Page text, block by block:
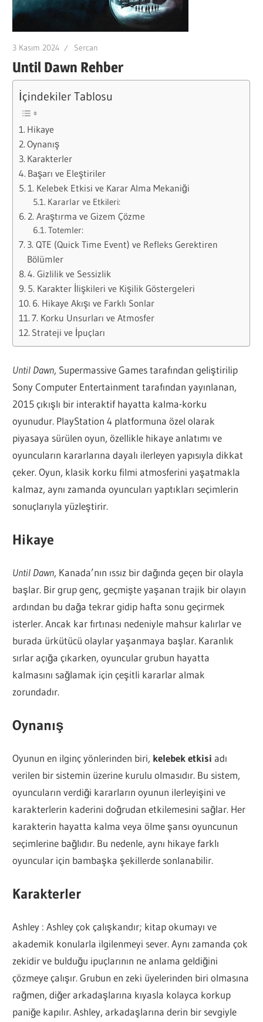
3 Kasım 2024 Sercan
Until Dawn Rehber
İçindekiler Tablosu
Hikaye
Oynanış
Karakterler
Başarı ve Eleştiriler
1. Kelebek Etkisi ve Karar Alma Mekaniği
Kararlar ve Etkileri:
2. Araştırma ve Gizem Çözme
Totemler:
3. QTE (Quick Time Event) ve Refleks Gerektiren
Bölümler
4. Gizlilik ve Sessizlik
5. Karakter İlişkileri ve Kişilik Göstergeleri
6. Hikaye Akışı ve Farklı Sonlar
7. Korku Unsurları ve Atmosfer
Strateji ve İpuçları
Until Dawn, Supermassive Games tarafından geliştirilip
Sony Computer Entertainment tarafından yayınlanan,
2015 çıkışlı bir interaktif hayatta kalma-korku
oyunudur. PlayStation 4 platformuna özel olarak
piyasaya sürülen oyun, özellikle hikaye anlatımı ve
oyuncuların kararlarına dayalı ilerleyen yapısıyla dikkat
çeker. Oyun, klasik korku filmi atmosferini yaşatmakla
kalmaz, aynı zamanda oyuncuları yaptıkları seçimlerin
sonuçlarıyla yüzleştirir.
Hikaye
Until Dawn, Kanada’nın ıssız bir dağında geçen bir olayla
başlar. Bir grup genç, geçmişte yaşanan trajik bir olayın
ardından bu dağa tekrar gidip hafta sonu geçirmek
isterler. Ancak kar fırtınası nedeniyle mahsur kalırlar ve
burada ürkütücü olaylar yaşanmaya başlar. Karanlık
sırlar açığa çıkarken, oyuncular grubun hayatta
kalmasını sağlamak için çeşitli kararlar almak
zorundadır.
Oynanış
Oyunun en ilginç yönlerinden biri, kelebek etkisi adı
verilen bir sistemin üzerine kurulu olmasıdır. Bu sistem,
oyuncuların verdiği kararların oyunun ilerleyişini ve
karakterlerin kaderini doğrudan etkilemesini sağlar. Her
karakterin hayatta kalma veya ölme şansı oyuncunun
seçimlerine bağlıdır. Bu nedenle, aynı hikaye farklı
oyuncular için bambaşka şekillerde sonlanabilir.
Karakterler
Ashley : Ashley çok çalışkandır; kitap okumayı ve
akademik konularla ilgilenmeyi sever. Aynı zamanda çok
zekidir ve bulduğu ipuçlarının ne anlama geldiğini
çözmeye çalışır. Grubun en zeki üyelerinden biri olmasına
rağmen, diğer arkadaşlarına kıyasla kolayca korkup
paniğe kapılır. Ashley, arkadaşlarına derin bir sevgiyle